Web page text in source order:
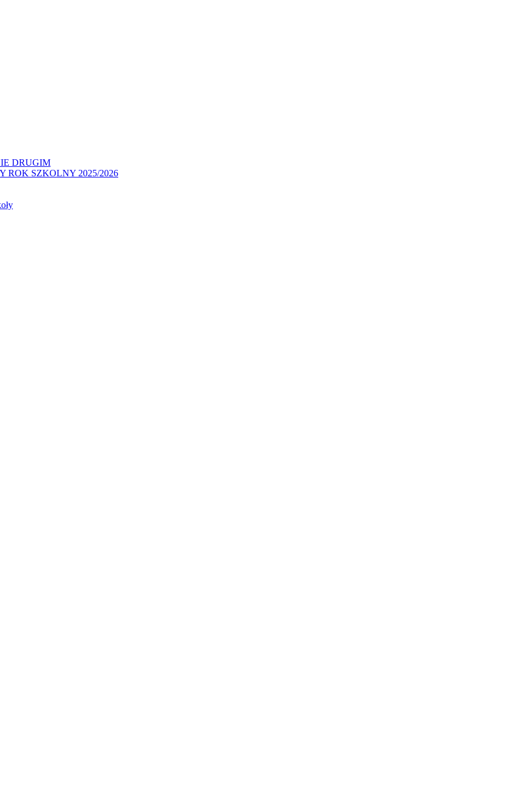
DRUGIM
ROK SZKOLNY 2025/2026